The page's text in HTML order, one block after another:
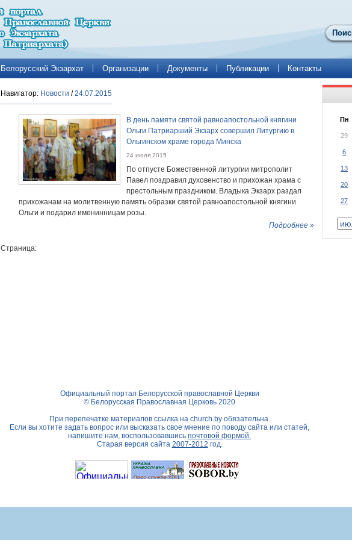
Поиск
Белорусский Экзархат Организации Документы Публикации Контакты
Навигатор: Новости /24.07.2015
В день памяти святой равноапостольной княгини
Ольги Патриарший Экзарх совершил Литургию в
Ольгинском храме города Минска
24 июля 2015
По отпусте Божественной литургии митрополит
Павел поздравил духовенство и прихожан храма с
престольным праздником. Владыка Экзарх раздал
прихожанам на молитвенную память образки святой равноапостольной княгини
Ольги и подарил именинницам розы.
Подробнее »
Страница:
Пн
29
6
13
20
27
Официальный портал Белорусской православной Церкви
© Белорусская Православная Церковь 2020
При перепечатке материалов ссылка на church.byобязательна.
Если вы хотите задать вопрос или высказать свое мнение по поводу сайта или статей,
напишите нам, воспользовавшись почтовой формой.
Старая версия сайта 2007-2012 год.